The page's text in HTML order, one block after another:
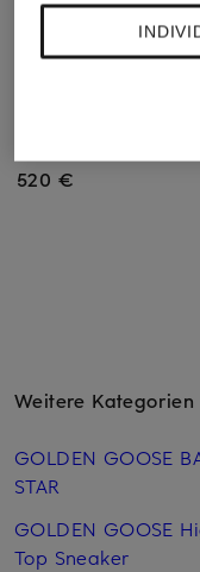
520 €
Weitere Kategorien
GOLDEN GOOSE
STAR
GOLDEN GOOSE
Top Sneaker